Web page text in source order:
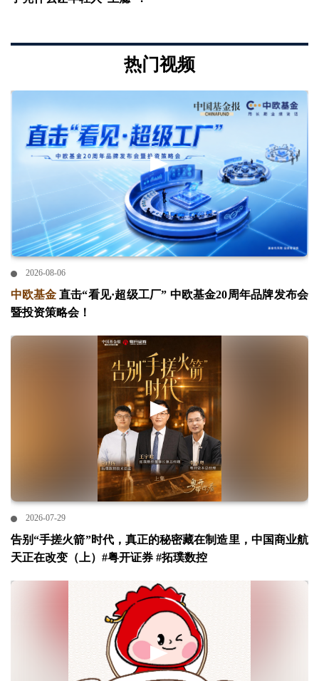
热门视频
2026-08-06
中欧基金 直击“看见·超级工厂” 中欧基金20周年品牌发布会
暨投资策略会！
2026-07-29
告别“手搓火箭”时代，真正的秘密藏在制造里，中国商业航
天正在改变（上）#粤开证券 #拓璞数控